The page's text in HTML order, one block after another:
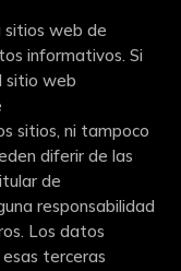
sitios web de
informativos. Si
sitio web
sitios, ni tampoco
diferir de las
de
responsabilidad
Los datos
terceras